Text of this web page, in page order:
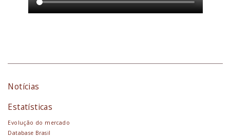
Notícias
Estatísticas
Evolução do mercado
Database Brasil